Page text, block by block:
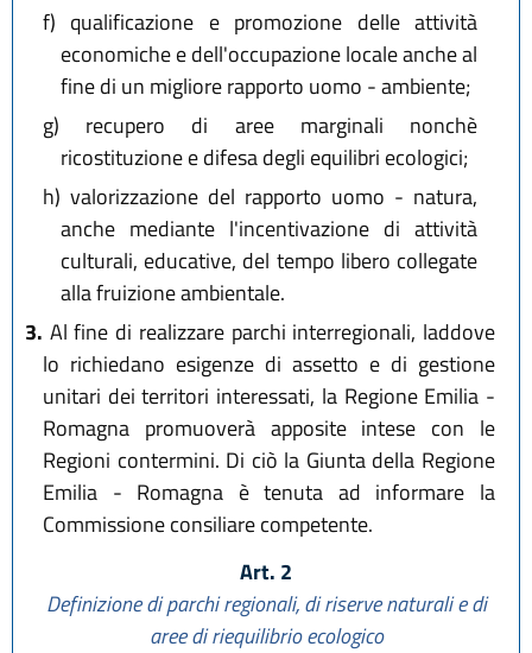
f) qualificazione e promozione delle attività
economiche e dell'occupazione locale anche al
fine di un migliore rapporto uomo - ambiente;
g) recupero di aree marginali nonchè
ricostituzione e difesa degli equilibri ecologici;
h) valorizzazione del rapporto uomo - natura,
anche mediante l'incentivazione di attività
culturali, educative, del tempo libero collegate
alla fruizione ambientale.
3. Al fine di realizzare parchi interregionali, laddove
lo richiedano esigenze di assetto e di gestione
unitari dei territori interessati, la Regione Emilia -
Romagna promuoverà apposite intese con le
Regioni contermini. Di ciò la Giunta della Regione
Emilia - Romagna è tenuta ad informare la
Commissione consiliare competente.
Art. 2
Definizione di parchi regionali, di riserve naturali e di
aree di riequilibrio ecologico